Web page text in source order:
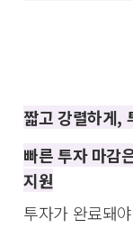
짧고 강렬하게,
빠른 투자 마감
지원
투자가 완료돼